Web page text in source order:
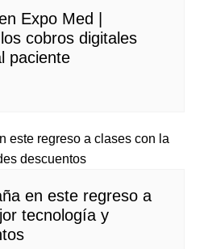
Expo Med |
cobros digitales
paciente
en este regreso a
tecnología y